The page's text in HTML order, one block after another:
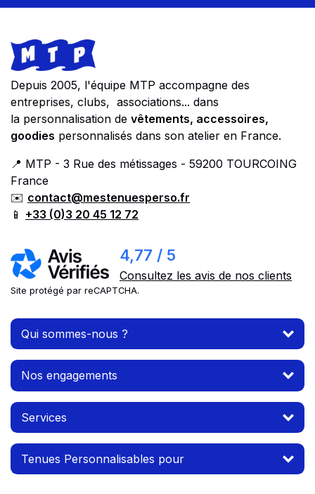
Footer
Store information
Depuis 2005, l'équipe MTP accompagne des
entreprises, clubs, associations... dans
la personnalisation de vêtements, accessoires,
goodies personnalisés dans son atelier en France.
📍 MTP - 3 Rue des métissages - 59200 TOURCOING
France
✉️ contact@mestenuesperso.fr
📱 +33 (0)3 20 45 12 72
4,77 / 5
Consultez les avis de nos clients
Site protégé par reCAPTCHA.
Qui sommes-nous ?
Nos engagements
Services
Tenues Personnalisables pour